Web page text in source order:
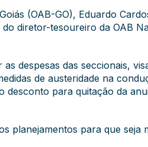
(OAB-GO), Eduardo
diretor-tesoureiro da OAB
despesas das seccionais,
de austeridade na
desconto para quitação da
para que seja